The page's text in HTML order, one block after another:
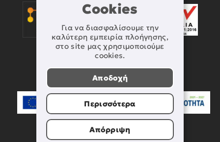
Cookies
Για να διασφαλίσουμε την
καλύτερη εμπειρία πλοήγησης,
στο site μας χρησιμοποιούμε
cookies.
Αποδοχή
Περισσότερα
Απόρριψη